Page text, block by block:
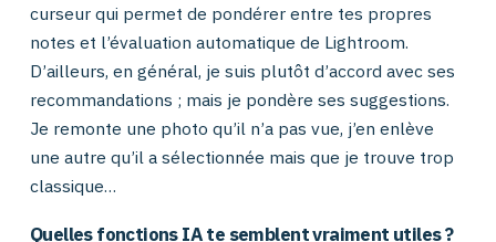
curseur qui permet de pondérer entre tes propres
notes et l’évaluation automatique de Lightroom.
D’ailleurs, en général, je suis plutôt d’accord avec ses
recommandations ; mais je pondère ses suggestions.
Je remonte une photo qu’il n’a pas vue, j’en enlève
une autre qu’il a sélectionnée mais que je trouve trop
classique…
Quelles fonctions IA te semblent vraiment utiles ?